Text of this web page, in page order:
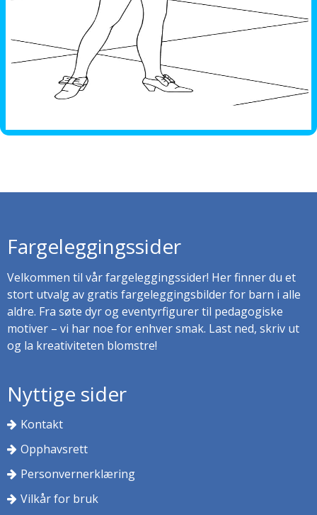
Fargeleggingssider
Velkommen til vår fargeleggingssider! Her finner du et
stort utvalg av gratis fargeleggingsbilder for barn i alle
aldre. Fra søte dyr og eventyrfigurer til pedagogiske
motiver – vi har noe for enhver smak. Last ned, skriv ut
og la kreativiteten blomstre!
Nyttige sider
Kontakt
Opphavsrett
Personvernerklæring
Vilkår for bruk